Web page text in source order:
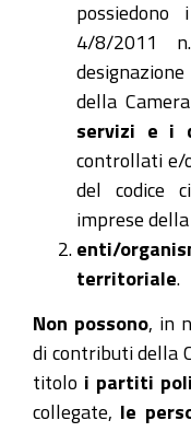
4/8/2011
della
servizi e i
controllati e/
del codice
imprese
enti/
territoriale
Non possono , in
di contributi della
titolo i partiti
collegate, le